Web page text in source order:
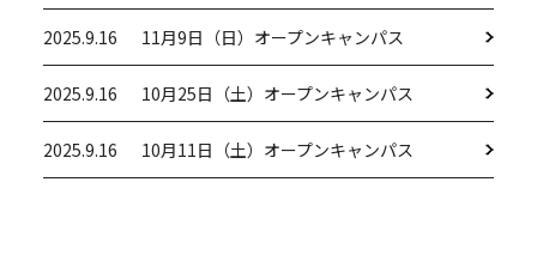
2025.9.16 11月9日（日）オープンキャンパス
2025.9.16 10月25日（土）オープンキャンパス
2025.9.16 10月11日（土）オープンキャンパス